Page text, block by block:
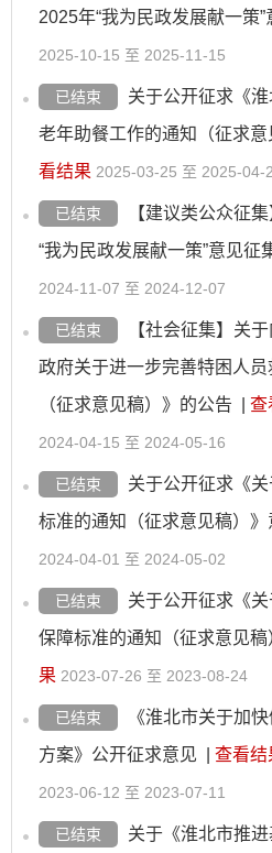
2025年“我为民政发展献一策
2025-10-15 至 2025-11-15
已结束
关于公开征求《
老年助餐工作的通知（征求
看结果 2025-03-25 至 2025-04-
已结束
【建议类公众征
“我为民政发展献一策”意见征
2024-11-07 至 2024-12-07
已结束
【社会征集】关
政府关于进一步完善特困人
（征求意见稿）》的公告
查
2024-04-15 至 2024-05-16
已结束
关于公开征求《
标准的通知（征求意见稿）》
2024-04-01 至 2024-05-02
已结束
关于公开征求《
保障标准的通知（征求意见
果 2023-07-26 至 2023-08-24
已结束
《淮北市关于加
方案》公开征求意见
查看结
2023-06-12 至 2023-07-11
已结束 关于《淮北市推